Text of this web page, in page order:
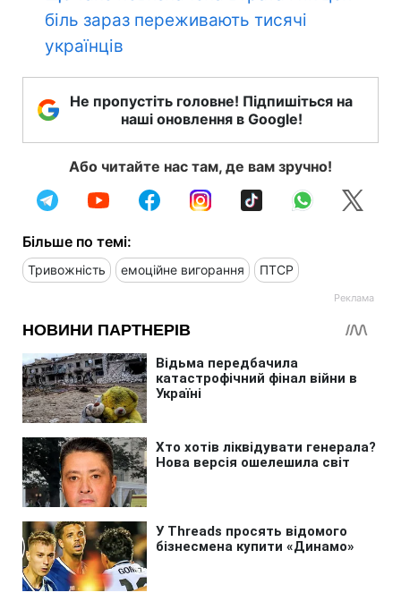
біль зараз переживають тисячі
українців
Не пропустіть головне! Підпишіться на
наші оновлення в Google!
Або читайте нас там, де вам зручно!
Більше по темі:
Тривожність емоційне вигорання ПТСР